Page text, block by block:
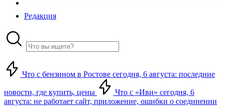
Редакция
Что с бензином в Ростове сегодня, 6 августа: последние
новости, где купить, цены
Что с «Иви» сегодня, 6
августа: не работает сайт, приложение, ошибки о соединении